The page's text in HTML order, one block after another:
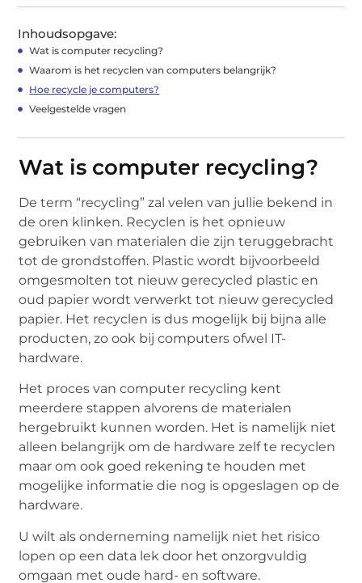
Inhoudsopgave:
Wat is computer recycling?
Waarom is het recyclen van computers belangrijk?
Hoe recycle je computers?
Veelgestelde vragen
Wat is computer recycling?
De term “recycling” zal velen van jullie bekend in
de oren klinken. Recyclen is het opnieuw
gebruiken van materialen die zijn teruggebracht
tot de grondstoffen. Plastic wordt bijvoorbeeld
omgesmolten tot nieuw gerecycled plastic en
oud papier wordt verwerkt tot nieuw gerecycled
papier. Het recyclen is dus mogelijk bij bijna alle
producten, zo ook bij computers ofwel IT-
hardware.
Het proces van computer recycling kent
meerdere stappen alvorens de materialen
hergebruikt kunnen worden. Het is namelijk niet
alleen belangrijk om de hardware zelf te recyclen
maar om ook goed rekening te houden met
mogelijke informatie die nog is opgeslagen op de
hardware.
U wilt als onderneming namelijk niet het risico
lopen op een data lek door het onzorgvuldig
omgaan met oude hard- en software.